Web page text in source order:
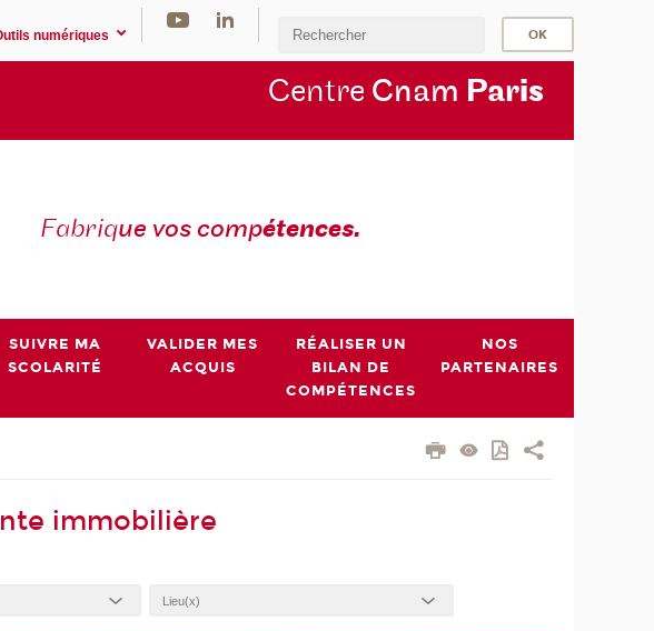
numériques
Centre Cnam Paris
Fabrique vos compétences.
SUIVRE MA
SCOLARITÉ
VALIDER MES
ACQUIS
RÉALISER UN
BILAN DE
COMPÉTENCES
NOS
PARTENAIRES
immobilière